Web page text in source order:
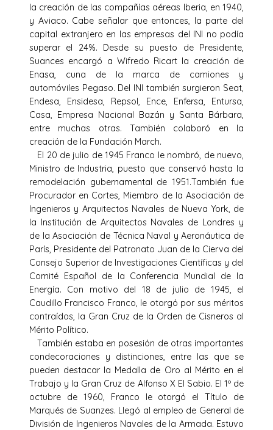
la creación de las compañías aéreas Iberia, en 1940,
y Aviaco. Cabe señalar que entonces, la parte del
capital extranjero en las empresas del INI no podía
superar el 24%. Desde su puesto de Presidente,
Suances encargó a Wifredo Ricart la creación de
Enasa, cuna de la marca de camiones y
automóviles Pegaso. Del INI también surgieron Seat,
Endesa, Ensidesa, Repsol, Ence, Enfersa, Entursa,
Casa, Empresa Nacional Bazán y Santa Bárbara,
entre muchas otras. También colaboró en la
creación de la Fundación March.
El 20 de julio de 1945 Franco le nombró, de nuevo,
Ministro de Industria, puesto que conservó hasta la
remodelación gubernamental de 1951.También fue
Procurador en Cortes, Miembro de la Asociación de
Ingenieros y Arquitectos Navales de Nueva York, de
la Institución de Arquitectos Navales de Londres y
de la Asociación de Técnica Naval y Aeronáutica de
París, Presidente del Patronato Juan de la Cierva del
Consejo Superior de Investigaciones Científicas y del
Comité Español de la Conferencia Mundial de la
Energía. Con motivo del 18 de julio de 1945, el
Caudillo Francisco Franco, le otorgó por sus méritos
contraídos, la Gran Cruz de la Orden de Cisneros al
Mérito Político.
También estaba en posesión de otras importantes
condecoraciones y distinciones, entre las que se
pueden destacar la Medalla de Oro al Mérito en el
Trabajo y la Gran Cruz de Alfonso X El Sabio. El 1º de
octubre de 1960, Franco le otorgó el Título de
Marqués de Suanzes. Llegó al empleo de General de
División de Ingenieros Navales de la Armada. Estuvo